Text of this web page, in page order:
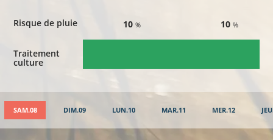
Risque de pluie
Traitement
culture
10 % 10 %
SAM.08 DIM.09 LUN.10 MAR.11 MER.12